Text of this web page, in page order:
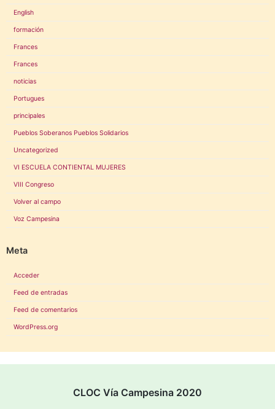
English
formación
Frances
Frances
noticias
Portugues
principales
Pueblos Soberanos Pueblos Solidarios
Uncategorized
VI ESCUELA CONTIENTAL MUJERES
VIII Congreso
Volver al campo
Voz Campesina
Meta
Acceder
Feed de entradas
Feed de comentarios
WordPress.org
CLOC Vía Campesina 2020